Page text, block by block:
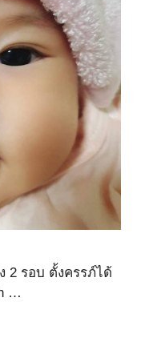
2 รอบ ตั้งครรภ์ได้
…